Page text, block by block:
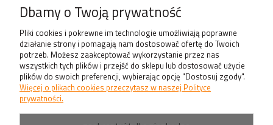
Produkty
Dbamy o Twoją prywatność
Pliki cookies i pokrewne im technologie umożliwiają poprawne
działanie strony i pomagają nam dostosować ofertę do Twoich
potrzeb. Możesz zaakceptować wykorzystanie przez nas
wszystkich tych plików i przejść do sklepu lub dostosować użycie
plików do swoich preferencji, wybierając opcję "Dostosuj zgody".
Więcej o plikach cookies przeczytasz w naszej Polityce
prywatności.